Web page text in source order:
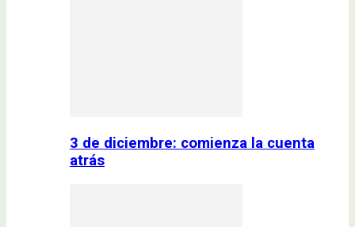
3 de diciembre: comienza la cuenta
atrás